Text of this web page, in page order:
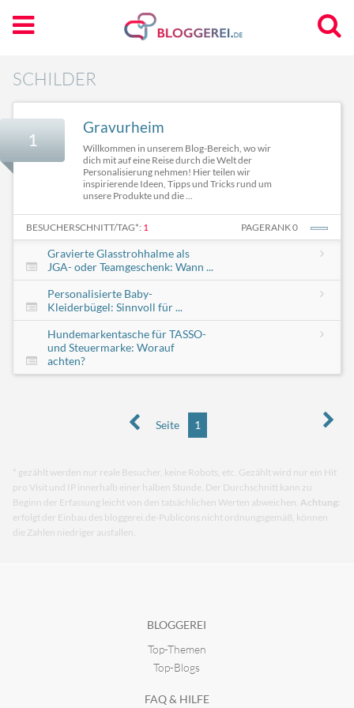
SCHILDER
1
Gravurheim
Willkommen in unserem Blog-Bereich, wo wir
dich mit auf eine Reise durch die Welt der
Personalisierung nehmen! Hier teilen wir
inspirierende Ideen, Tipps und Tricks rund um
unsere Produkte und die ...
BESUCHERSCHNITT/TAG*: 1 PAGERANK 0
Gravierte Glasstrohhalme als
JGA- oder Teamgeschenk: Wann ...
Personalisierte Baby-
Kleiderbügel: Sinnvoll für ...
Hundemarkentasche für TASSO-
und Steuermarke: Worauf
achten?
Seite 1
* gezählt werden nur reale Besucher, keine Robots, etc. Gezählt wird nur ein Hit
pro Visit und IP innerhalb einer halben Stunde. Der Durchschnitt kann zu
Beginn der Erfassung leicht von den tatsächlichen Werten abweichen. Achtung:
erfolgt der Einbau des bloggerei.de-Publicons nicht ordnungsgemäß, können
die Zahlen niedriger ausfallen.
BLOGGEREI
Top-Themen
Top-Blogs
FAQ & HILFE